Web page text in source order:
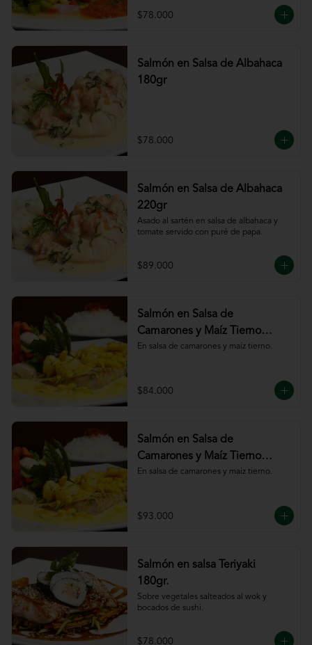
$78.000
Salmón en Salsa de Albahaca
180gr
$78.000
Salmón en Salsa de Albahaca
220gr
Asado al sartén en salsa de albahaca y
tomate servido con puré de papa.
$89.000
Salmón en Salsa de
Camarones y Maíz Tierno
180gr
En salsa de camarones y maíz tierno.
$84.000
Salmón en Salsa de
Camarones y Maíz Tierno
220gr
En salsa de camarones y maíz tierno.
$93.000
Salmón en salsa Teriyaki
180gr.
Sobre vegetales salteados al wok y
bocados de sushi.
$78.000